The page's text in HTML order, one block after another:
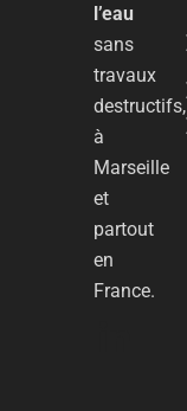
l’eau
sans
travaux
destructifs,
à
Marseille
et
partout
en
France.